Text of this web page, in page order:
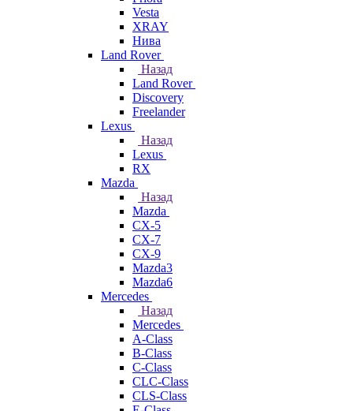
Vesta
XRAY
Нива
Land Rover
Назад
Land Rover
Discovery
Freelander
Lexus
Назад
Lexus
RX
Mazda
Назад
Mazda
CX-5
CX-7
CX-9
Mazda3
Mazda6
Mercedes
Назад
Mercedes
A-Class
B-Class
C-Class
CLC-Class
CLS-Class